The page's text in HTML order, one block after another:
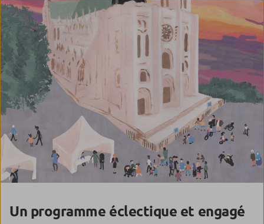
Un programme éclectique et engagé